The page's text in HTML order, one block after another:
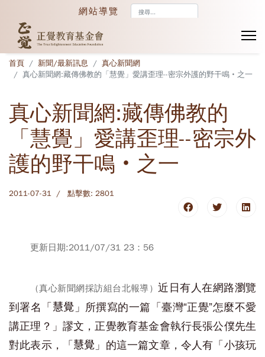
網站導覽
首頁 新聞/最新訊息
真心新聞網
真心新聞網:藏傳佛教的「慧覺」愛講歪理--密宗外護的野干鳴‧之一
真心新聞網:藏傳佛教的
「慧覺」愛講歪理--密宗外
護的野干鳴‧之一
2011-07-31 點擊數: 2801
更新日期:2011/07/31 23：56
（真心新聞網採訪組台北報導）近日有人在網路瀏覽
到署名「 慧覺 」所撰寫的一篇「臺灣“正覺”怎麼不愛
講正理？」謬文，正覺教育基金會執行長張公僕先生
對此表示，「 慧覺 」的這一篇文章，令人有「小孩玩